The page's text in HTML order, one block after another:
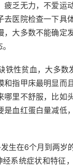
乏无力，不爱运
医院检查一下具
大多数不能确定
铁性贫血，大多
指甲床最明显而
里不舒服，比如
血红蛋白量减低
生在6个月到两岁
系统症状和特征